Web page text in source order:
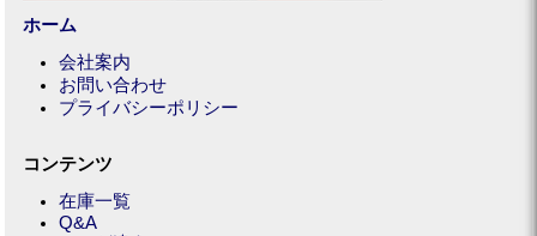
ホーム
会社案内
お問い合わせ
プライバシーポリシー
コンテンツ
在庫一覧
Q&A